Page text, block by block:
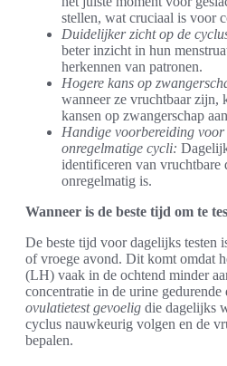
stellen, wat cruciaal is voor
Duidelijker zicht op de
beter inzicht in hun
herkennen van patronen.
Hogere kans op
wanneer ze vruchtbaar zijn,
kansen op zwangerschap
Handige voorbereiding voor
onregelmatige cycli:
identificeren van vruchtbare
onregelmatig is.
Wanneer is de beste tijd om te
De beste tijd voor dagelijks testen
of vroege avond. Dit komt omdat
(LH) vaak in de ochtend minder
concentratie in de urine gedurende
ovulatietest gevoelig die dagelijks
cyclus nauwkeurig volgen en de
bepalen.